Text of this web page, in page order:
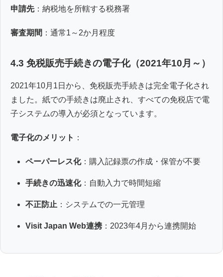
申請先：納税地を所轄する税務署
審査期間 ：通常1～2か月程度
4.3 免税販売手続きの電子化（2021年10月～）
2021年10月1日から、免税販売手続きは完全電子化され
ました。紙での手続きは廃止され、すべての免税店で電
子システムの導入が必須となっています。
電子化のメリット ：
ペーパーレス化：購入記録票の作成・保管が不要
手続きの迅速化：自動入力で時間短縮
不正防止 ：システムでの一元管理
Visit Japan Web連携 ：2023年4月から連携開始